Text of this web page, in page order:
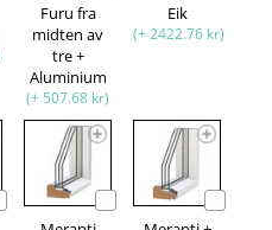
Furu fra
midten av
tre +
Aluminium
(+ 507.68 kr)
Eik
(+ 2422.76 kr)